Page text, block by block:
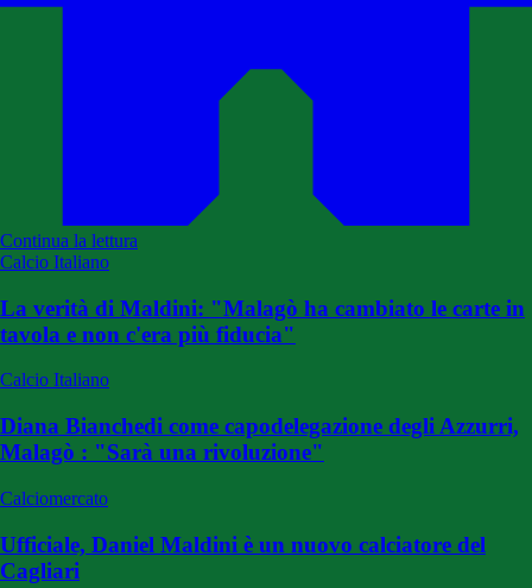
Continua la lettura
Calcio Italiano
La verità di Maldini: "Malagò ha cambiato le carte in
tavola e non c'era più fiducia"
Calcio Italiano
Diana Bianchedi come capodelegazione degli Azzurri,
Malagò : "Sarà una rivoluzione"
Calciomercato
Ufficiale, Daniel Maldini è un nuovo calciatore del
Cagliari